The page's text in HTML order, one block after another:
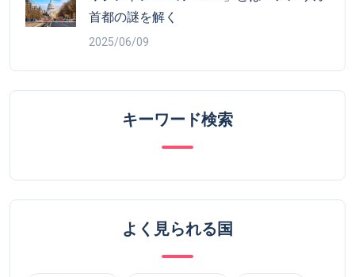
首都の謎を解く
2025/06/09
キーワード検索
よく見られる国